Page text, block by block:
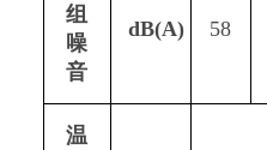
组
噪
音
dB(A) 58
温